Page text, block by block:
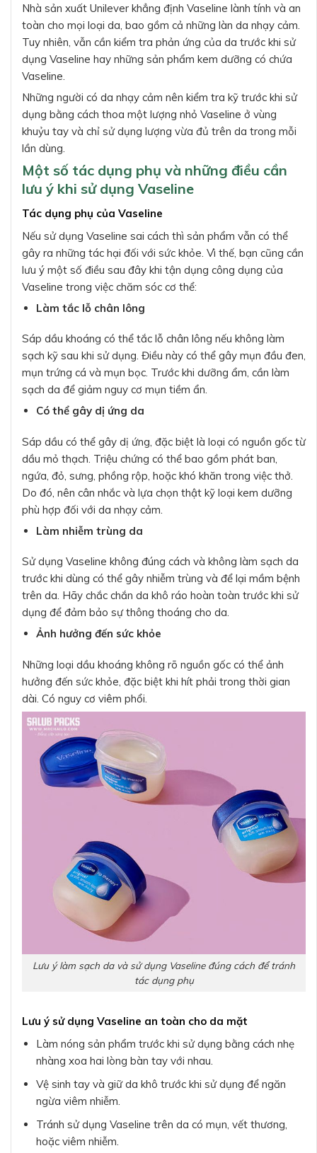
Nhà sản xuất Unilever khẳng định Vaseline lành tính và an
toàn cho mọi loại da, bao gồm cả những làn da nhạy cảm.
Tuy nhiên, vẫn cần kiểm tra phản ứng của da trước khi sử
dụng Vaseline hay những sản phẩm kem dưỡng có chứa
Vaseline.
Những người có da nhạy cảm nên kiểm tra kỹ trước khi sử
dụng bằng cách thoa một lượng nhỏ Vaseline ở vùng
khuỷu tay và chỉ sử dụng lượng vừa đủ trên da trong mỗi
lần dùng.
Một số tác dụng phụ và những điều cần
lưu ý khi sử dụng Vaseline
Tác dụng phụ của Vaseline
Nếu sử dụng Vaseline sai cách thì sản phẩm vẫn có thể
gây ra những tác hại đối với sức khỏe. Vì thế, bạn cũng cần
lưu ý một số điều sau đây khi tận dụng công dụng của
Vaseline trong việc chăm sóc cơ thể:
Làm tắc lỗ chân lông
Sáp dầu khoáng có thể tắc lỗ chân lông nếu không làm
sạch kỹ sau khi sử dụng. Điều này có thể gây mụn đầu đen,
mụn trứng cá và mụn bọc. Trước khi dưỡng ẩm, cần làm
sạch da để giảm nguy cơ mụn tiềm ẩn.
Có thể gây dị ứng da
Sáp dầu có thể gây dị ứng, đặc biệt là loại có nguồn gốc từ
dầu mỏ thạch. Triệu chứng có thể bao gồm phát ban,
ngứa, đỏ, sưng, phồng rộp, hoặc khó khăn trong việc thở.
Do đó, nên cân nhắc và lựa chọn thật kỹ loại kem dưỡng
phù hợp đối với da nhạy cảm.
Làm nhiễm trùng da
Sử dụng Vaseline không đúng cách và không làm sạch da
trước khi dùng có thể gây nhiễm trùng và để lại mầm bệnh
trên da. Hãy chắc chắn da khô ráo hoàn toàn trước khi sử
dụng để đảm bảo sự thông thoáng cho da.
Ảnh hưởng đến sức khỏe
Những loại dầu khoáng không rõ nguồn gốc có thể ảnh
hưởng đến sức khỏe, đặc biệt khi hít phải trong thời gian
dài. Có nguy cơ viêm phổi.
Lưu ý làm sạch da và sử dụng Vaseline đúng cách để tránh
tác dụng phụ
Lưu ý sử dụng Vaseline an toàn cho da mặt
Làm nóng sản phẩm trước khi sử dụng bằng cách nhẹ
nhàng xoa hai lòng bàn tay với nhau.
Vệ sinh tay và giữ da khô trước khi sử dụng để ngăn
ngừa viêm nhiễm.
Tránh sử dụng Vaseline trên da có mụn, vết thương,
hoặc viêm nhiễm.